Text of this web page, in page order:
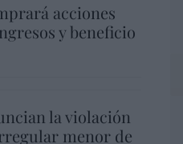
acciones
y beneficio
la violación
menor de